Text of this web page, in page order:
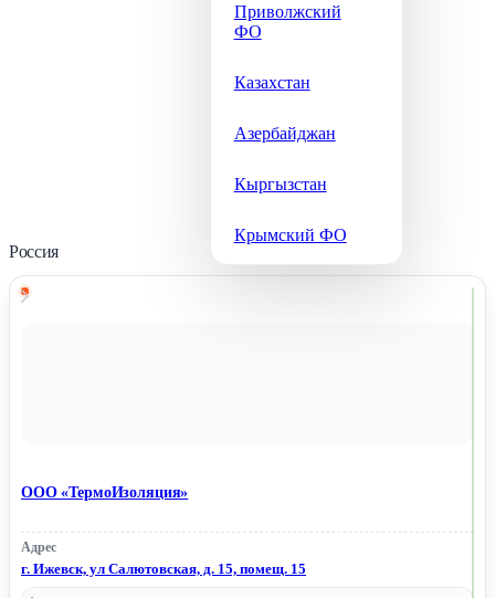
Приволжский
ФО
Казахстан
Азербайджан
Кыргызстан
Крымский ФО
Россия
ООО «ТермоИзоляция»
Адрес
г. Ижевск, ул Салютовская, д. 15, помещ. 15